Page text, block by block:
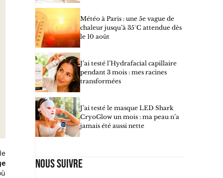
Météo à Paris : une 5e vague de
chaleur jusqu’à 35°C attendue dès
le 10 août
J’ai testé l’Hydrafacial capillaire
pendant 3 mois : mes racines
transformées
J’ai testé le masque LED Shark
CryoGlow un mois : ma peau n’a
jamais été aussi nette
Nous suivre